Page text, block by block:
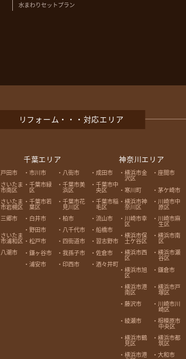
水まわりセットプラン
リフォーム・・・対応エリア
戸田市
さいたま
市南区
さいたま
市岩槻区
三郷市
さいたま
市浦和区
八潮市
千葉エリア
市川市 八街市
成田市
千葉市緑
区
千葉市美
浜区
千葉市中
央区
千葉市若
葉区
千葉市花
見川区
千葉市稲
毛区
白井市
柏市
流山市
野田市
八千代市
船橋市
松戸市
四街道市
習志野市
鎌ヶ谷市
我孫子市
佐倉市
浦安市
印西市 酒々井町
神奈川エリア
横浜市金
沢区
座間市
寒川町
茅ケ崎市
横浜市神
奈川区
川崎市中
原区
川崎市幸
区
川崎市麻
生区
横浜市保
土ケ谷区
横浜市南
区
横浜市西
区
横浜市瀬
谷区
横浜市旭
区
鎌倉市
横浜市港
南区
横浜市戸
塚区
藤沢市
川崎市川
崎区
綾瀬市
相模原市
中央区
横浜市鶴
見区
横浜市都
筑区
横浜市港
大和市